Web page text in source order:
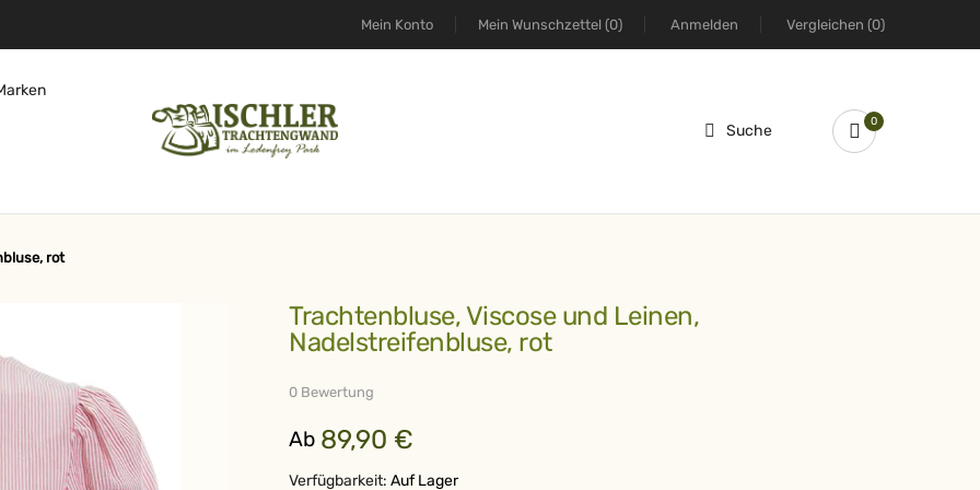
Mein Konto Mein Wunschzettel (0) Anmelden Vergleichen (0)
Suche 0
rot
Trachtenbluse, Viscose und Leinen,
Nadelstreifenbluse, rot
0 Bewertung
Ab 89,90 €
Verfügbarkeit: Auf Lager